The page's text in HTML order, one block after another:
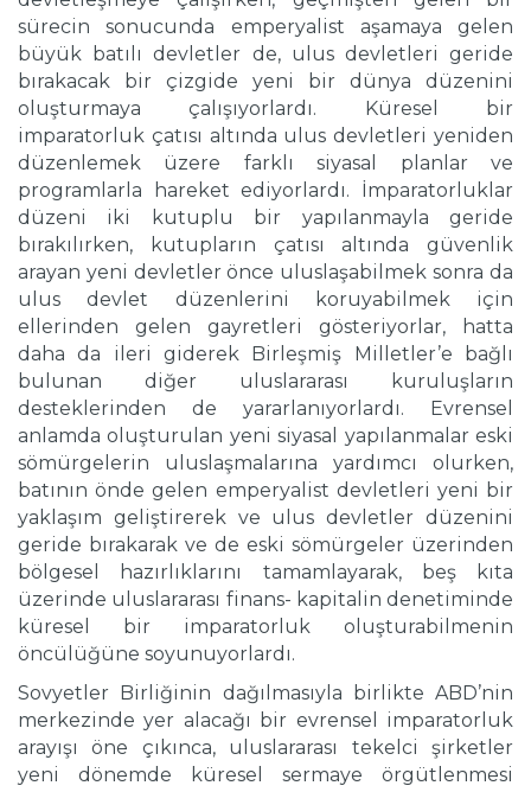
sürecin sonucunda emperyalist aşamaya gelen
büyük batılı devletler de, ulus devletleri geride
bırakacak bir çizgide yeni bir dünya düzenini
oluşturmaya çalışıyorlardı. Küresel bir
imparatorluk çatısı altında ulus devletleri yeniden
düzenlemek üzere farklı siyasal planlar ve
programlarla hareket ediyorlardı. İmparatorluklar
düzeni iki kutuplu bir yapılanmayla geride
bırakılırken, kutupların çatısı altında güvenlik
arayan yeni devletler önce uluslaşabilmek sonra da
ulus devlet düzenlerini koruyabilmek için
ellerinden gelen gayretleri gösteriyorlar, hatta
daha da ileri giderek Birleşmiş Milletler’e bağlı
bulunan diğer uluslararası kuruluşların
desteklerinden de yararlanıyorlardı. Evrensel
anlamda oluşturulan yeni siyasal yapılanmalar eski
sömürgelerin uluslaşmalarına yardımcı olurken,
batının önde gelen emperyalist devletleri yeni bir
yaklaşım geliştirerek ve ulus devletler düzenini
geride bırakarak ve de eski sömürgeler üzerinden
bölgesel hazırlıklarını tamamlayarak, beş kıta
üzerinde uluslararası finans- kapitalin denetiminde
küresel bir imparatorluk oluşturabilmenin
öncülüğüne soyunuyorlardı.
Sovyetler Birliğinin dağılmasıyla birlikte ABD’nin
merkezinde yer alacağı bir evrensel imparatorluk
arayışı öne çıkınca, uluslararası tekelci şirketler
yeni dönemde küresel sermaye örgütlenmesi